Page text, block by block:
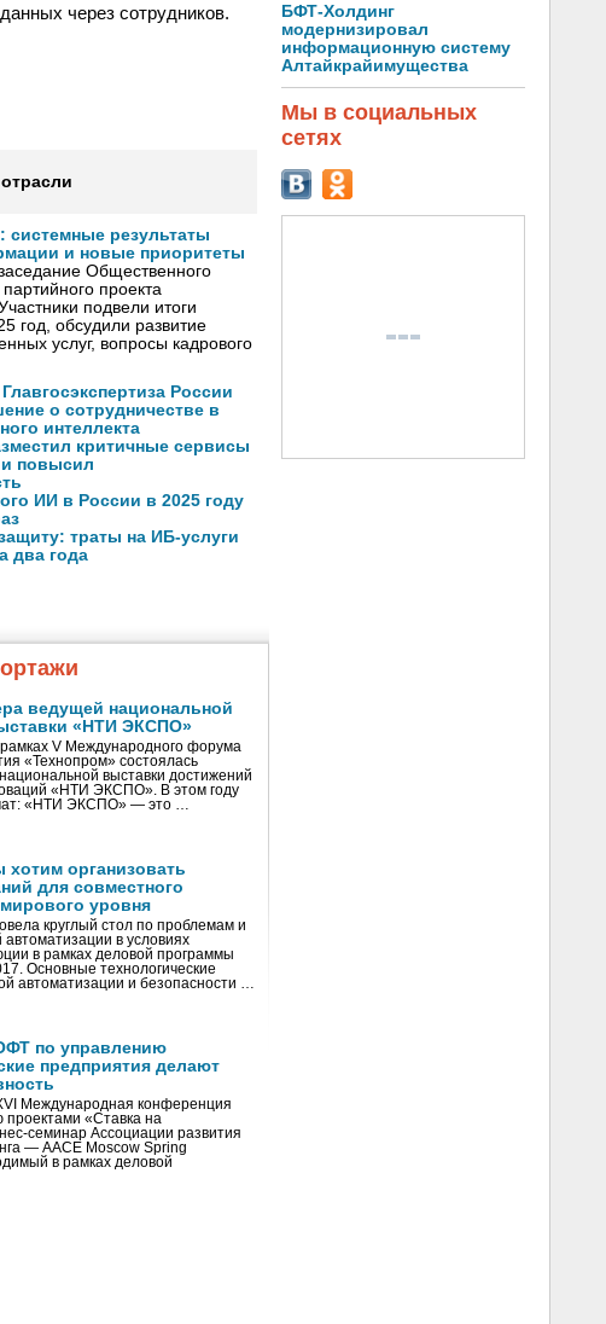
через сотрудников.
результаты
и новые приоритеты
Общественного
проекта
подвели итоги
год, обсудили развитие
услуг, вопросы кадрового
России
о сотрудничестве в
интеллекта
критичные сервисы
повысил
ИИ в России в 2025 году
траты на ИБ-услуги
два года
ведущей национальной
«НТИ ЭКСПО»
V Международного форума
«Технопром» состоялась
выставки достижений
«НТИ ЭКСПО». В этом году
«НТИ ЭКСПО» — это …
организовать
для совместного
уровня
круглый стол по проблемам и
в условиях
в рамках деловой программы
Основные технологические
автоматизации и безопасности …
по управлению
предприятия делают
Международная конференция
«Ставка на
семинар Ассоциации развития
— AACE Moscow Spring
в рамках деловой
БФТ-Холдинг
модернизировал
информационную систему
Алтайкрайимущества
Мы в социальных
сетях